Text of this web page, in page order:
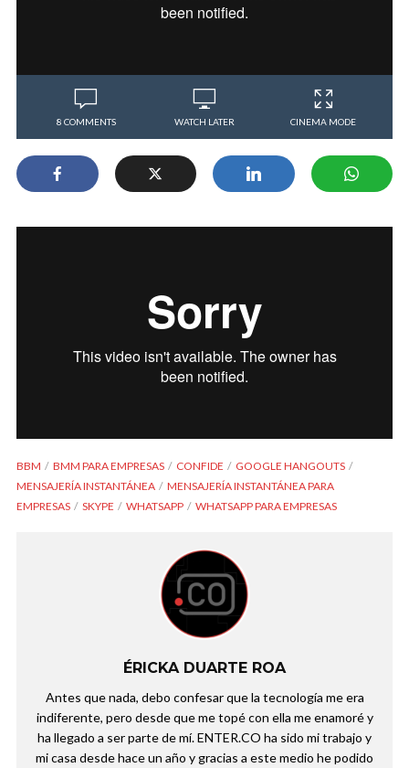
8 COMMENTS WATCH LATER CINEMA MODE
BBM BMM PARA EMPRESAS CONFIDE
GOOGLE HANGOUTS
MENSAJERÍA INSTANTÁNEA
MENSAJERÍA INSTANTÁNEA PARA
EMPRESAS
SKYPE WHATSAPP WHATSAPP PARA EMPRESAS
ÉRICKA DUARTE ROA
Antes que nada, debo confesar que la tecnología me era
indiferente, pero desde que me topé con ella me enamoré y
ha llegado a ser parte de mí. ENTER.CO ha sido mi trabajo y
mi casa desde hace un año y gracias a este medio he podido